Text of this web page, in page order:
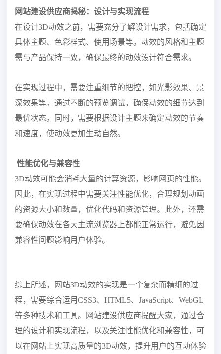
网站建设供应商揭秘：设计与实现流程
在设计3D动效之前，需要充分了解设计需求，包括确定
具体主题、色彩样式、使用场景等。动效的风格和主题
需与产品保持一致，确保最终的动效设计符合需求。
在实现过程中，需要注重细节的把控，如光影效果、景
深效果等。通过不断的预览调试，确保动效的细节达到
最优状态。同时，需要根据设计主题来确定动效的节奏
和速度，使动效更加生动自然。
性能优化与兼容性
3D动效可能会消耗大量的计算资源，影响网页的性能。
因此，在实现过程中需要关注性能优化，合理规划动画
的资源大小和数量，优化代码和资源管理。此外，还需
要确保动效在各大主流浏览器上都能正常运行，避免因
兼容性问题影响用户体验。
综上所述，网站3D动效的实现是一个复杂而精细的过
程，需要综合运用CSS3、HTML5、JavaScript、WebGL
等多种技术和工具。网站建设供应商提醒大家，通过合
理的设计和实现流程，以及关注性能优化和兼容性，可
以在网站上实现高质量的3D动效，提升用户的互动体验